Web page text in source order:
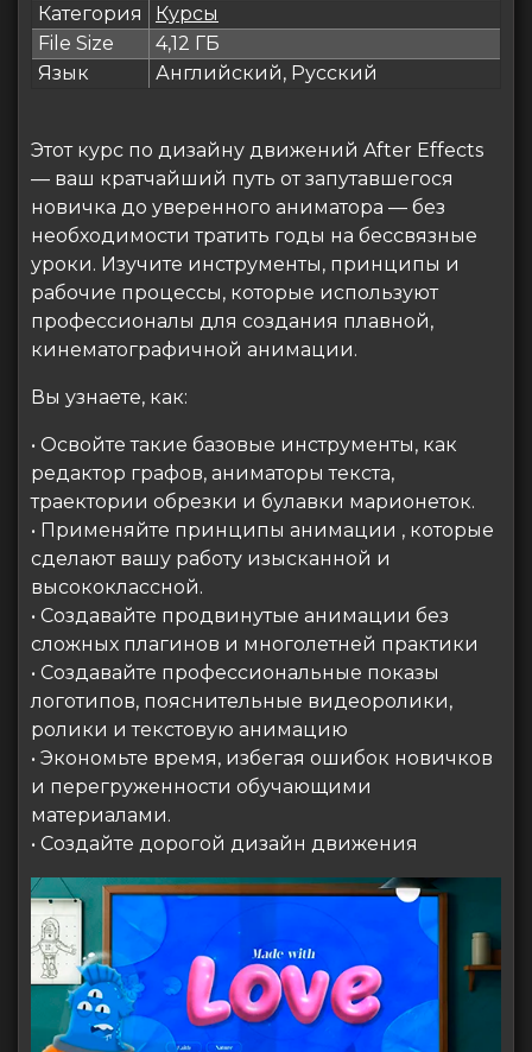
Категория
Курсы
File Size
4,12 ГБ
Язык
Английский, Русский
Этот курс по дизайну движений After Effects
— ваш кратчайший путь от запутавшегося
новичка до уверенного аниматора — без
необходимости тратить годы на бессвязные
уроки. Изучите инструменты, принципы и
рабочие процессы, которые используют
профессионалы для создания плавной,
кинематографичной анимации.
Вы узнаете, как:
• Освойте такие базовые инструменты, как
редактор графов, аниматоры текста,
траектории обрезки и булавки марионеток.
• Применяйте принципы анимации , которые
сделают вашу работу изысканной и
высококлассной.
• Создавайте продвинутые анимации без
сложных плагинов и многолетней практики
• Создавайте профессиональные показы
логотипов, пояснительные видеоролики,
ролики и текстовую анимацию
• Экономьте время, избегая ошибок новичков
и перегруженности обучающими
материалами.
• Создайте дорогой дизайн движения